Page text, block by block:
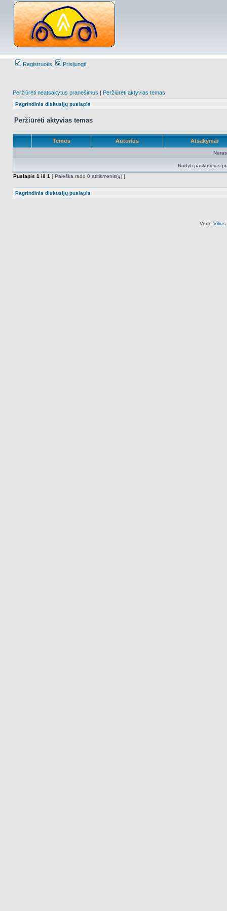
Registruotis Prisijungti
Peržiūrėti neatsakytus pranešimus | Peržiūrėti aktyvias temas
Pagrindinis diskusijų puslapis
Peržiūrėti aktyvias temas
Temos Autorius Atsakymai
Rodyti paskutinius
Puslapis 1 iš 1 [ Paieška rado 0 atitikmenis(ų) ]
Pagrindinis diskusijų puslapis
Vertė Vilius